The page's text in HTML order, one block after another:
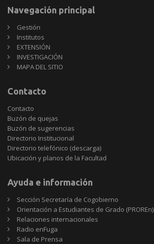
Navegación principal
Gestión
Institutos
EXTENSIÓN
INVESTIGACIÓN
MAPA DEL SITIO
Contacto
Contacto
Buzón de quejas
Buzón de sugerencias
Directorio Institucional
Directorio telefónico (descarga)
Ubicación y planos de la Facultad
Ayuda e información
Sección Secretaría de Cogobierno
Orientación a Estudiantes de Grado (PROREn)
Relaciones internacionales
Radio enFuga
Sala de Prensa